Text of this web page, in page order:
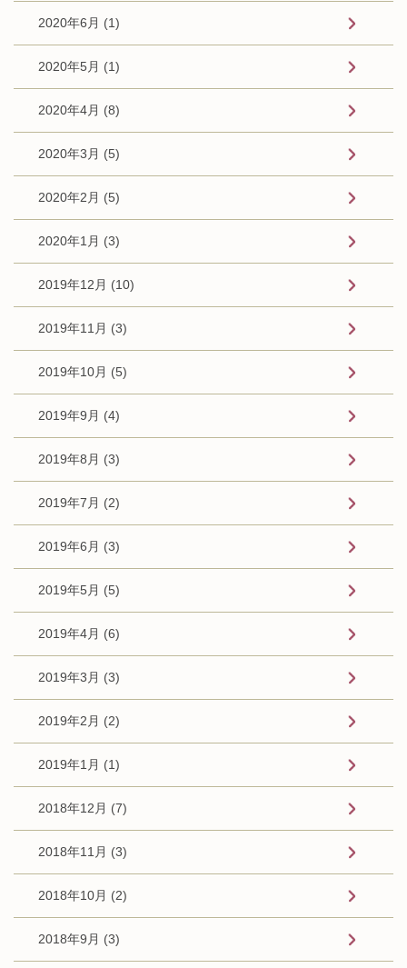
2020年6月 (1)
2020年5月 (1)
2020年4月 (8)
2020年3月 (5)
2020年2月 (5)
2020年1月 (3)
2019年12月 (10)
2019年11月 (3)
2019年10月 (5)
2019年9月 (4)
2019年8月 (3)
2019年7月 (2)
2019年6月 (3)
2019年5月 (5)
2019年4月 (6)
2019年3月 (3)
2019年2月 (2)
2019年1月 (1)
2018年12月 (7)
2018年11月 (3)
2018年10月 (2)
2018年9月 (3)